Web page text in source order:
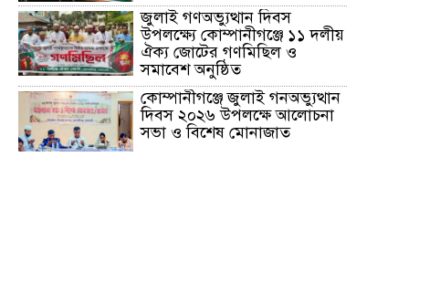
জুলাই গণঅভ্যুত্থান দিবস
উপলক্ষ্যে কোম্পানীগঞ্জে ১১ দলীয়
ঐক্য জোটের গণমিছিল ও
সমাবেশ অনুষ্ঠিত
কোম্পানীগঞ্জে জুলাই গনঅভ্যুত্থান
দিবস ২০২৬ উপলক্ষে আলোচনা
সভা ও বিশেষ মোনাজাত